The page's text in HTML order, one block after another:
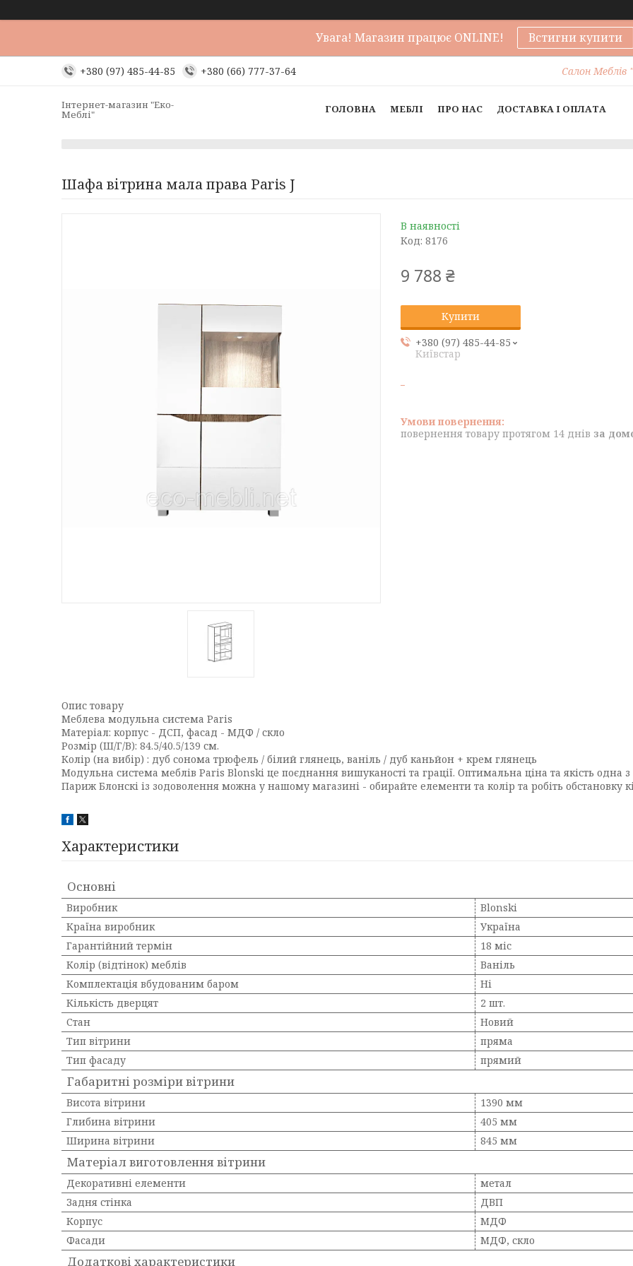
Увага! Магазин працює ONLINE! Встигни купити
+380 (97) 485-44-85 +380 (66) 777-37-64 Салон Меблів
Інтернет-магазин "Еко-
Меблі" ГОЛОВНА МЕБЛІ ПРО НАС ДОСТАВКА І ОПЛАТА
Шафа вітрина мала права Paris J
В наявності
Код: 8176
9 788 ₴
Купити
+380 (97) 485-44-85
Київстар
повернення товару протягом 14 днів за
Опис товару
Меблева модульна система Paris
Матеріал: корпус - ДСП, фасад - МДФ / скло
Розмір (Ш/Г/В): 84.5/40.5/139 см.
Колір (на вибір) : дуб сонома трюфель / білий глянець, ваніль / дуб каньйон + крем глянець
Модульна система меблів Paris Blonski це поєднання вишуканості та грації. Оптимальна ціна та якість одна
Париж Блонскі із зодоволення можна у нашому магазині - обирайте елементи та колір та робіть обстановку
Характеристики
Основні
Виробник
Blonski
Країна виробник
Україна
Гарантійний термін
18 міс
Колір (відтінок) меблів
Ваніль
Комплектація вбудованим баром
Ні
Кількість дверцят
2 шт.
Стан
Новий
Тип вітрини
пряма
Тип фасаду
прямий
Габаритні розміри вітрини
Висота вітрини
1390 мм
Глибина вітрини
405 мм
Ширина вітрини
845 мм
Матеріал виготовлення вітрини
Декоративні елементи
метал
Задня стінка
ДВП
Корпус
МДФ
Фасади
МДФ, скло
Додаткові характеристики